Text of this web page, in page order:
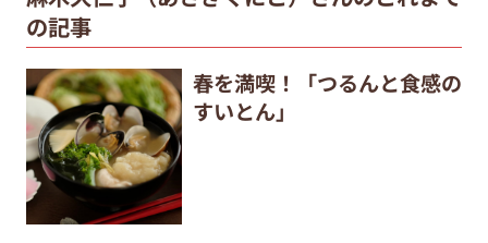
の記事
春を満喫！「つるんと食感の
すいとん」